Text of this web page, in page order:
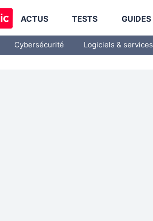
ACTUS TESTS GUIDES
Cybersécurité Logiciels & services